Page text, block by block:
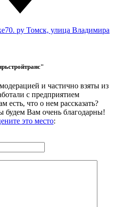
ру Томск, улица Владимира
и частично взяты из
с предприятием
есть, что о нем рассказать?
Вам очень благодарны!
это место: